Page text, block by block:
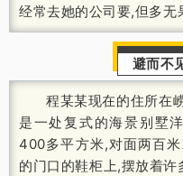
经常去她的公司要,但多无
避而不
程某某现在的住所在
是一处复式的海景别墅
400多平方米,对面两百
的门口的鞋柜上,摆放着